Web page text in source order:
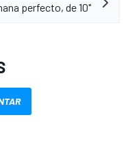
perfecto, de 10"